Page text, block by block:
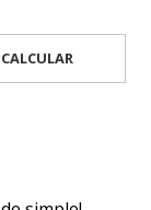
CALCULAR